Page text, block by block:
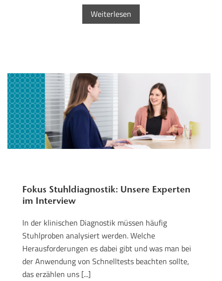
Weiterlesen
Fokus Stuhldiagnostik: Unsere Experten
im Interview
In der klinischen Diagnostik müssen häufig
Stuhlproben analysiert werden. Welche
Herausforderungen es dabei gibt und was man bei
der Anwendung von Schnelltests beachten sollte,
das erzählen uns [...]